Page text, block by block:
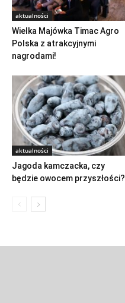
aktualności
Wielka Majówka Timac Agro
Polska z atrakcyjnymi
nagrodami!
aktualności
Jagoda kamczacka, czy
będzie owocem przyszłości?